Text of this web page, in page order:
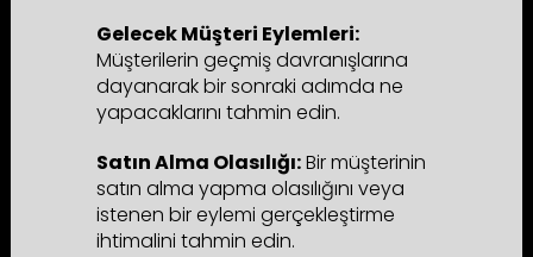
Gelecek Müşteri Eylemleri:
Müşterilerin geçmiş davranışlarına
dayanarak bir sonraki adımda ne
yapacaklarını tahmin edin.
Satın Alma Olasılığı:Bir müşterinin
satın alma yapma olasılığını veya
istenen bir eylemi gerçekleştirme
ihtimalini tahmin edin.